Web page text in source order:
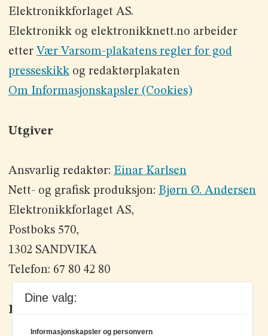
Elektronikkforlaget AS.
Elektronikk og elektronikknett.no arbeider
etter Vær Varsom-plakatens regler for god
presseskikkog redaktørplakaten
Om Informasjonskapsler (Cookies)
Utgiver
Ansvarlig redaktør: Einar Karlsen
Nett- og grafisk produksjon: Bjørn Ø. Andersen
Elektronikkforlaget AS,
Postboks 570,
1302 SANDVIKA
Telefon: 67 80 42 80
Kontakt oss
Dine valg:
Informasjonskapsler og personvern